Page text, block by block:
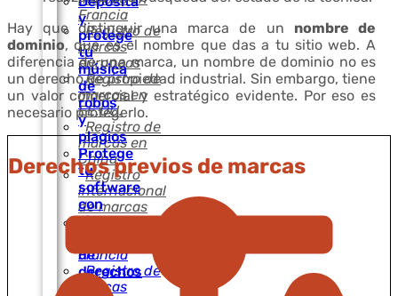
Francia
Registro de
marcas
europeas
Registro de
marcas en
EE.UU.
Registro de
marcas en
China
Registro
internacional
de marcas
Francia
Registro de
marcas
y
protege
tu
música
de
robos
y
plagios
Protege
tu
software
con
el
de
derechos
Hay que distinguir una marca de un nombre de
dominio, que es el nombre que das a tu sitio web. A
diferencia de una marca, un nombre de dominio no es
un derecho de propiedad industrial. Sin embargo, tiene
un valor comercial y estratégico evidente. Por eso es
necesario protegerlo.
Derechos previos de marcas